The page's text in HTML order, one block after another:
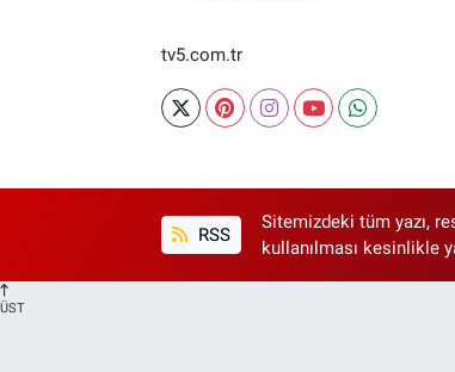
tv5.com.tr
RSS
Sitemizdeki tüm yazı,
kullanılması kesinlikle
ÜST